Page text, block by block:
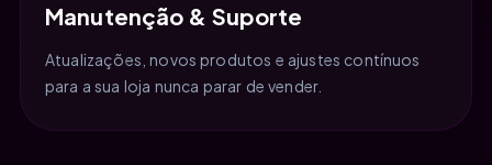
Manutenção & Suporte
Atualizações, novos produtos e ajustes contínuos
para a sua loja nunca parar de vender.